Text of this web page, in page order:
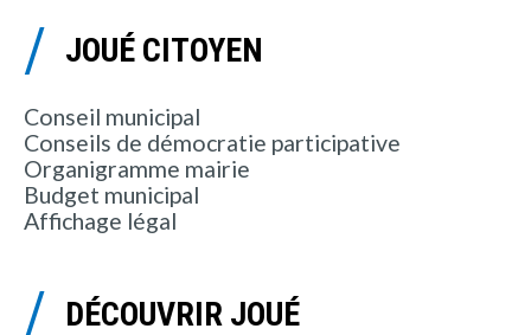
JOUÉ CITOYEN
Conseil municipal
Conseils de démocratie participative
Organigramme mairie
Budget municipal
Affichage légal
DÉCOUVRIR JOUÉ